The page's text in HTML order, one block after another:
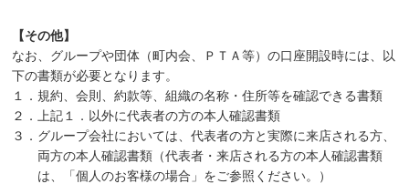
【その他】
なお、グループや団体（町内会、ＰＴＡ等）の口座開設時には、以
下の書類が必要となります。
１．規約、会則、約款等、組織の名称・住所等を確認できる書類
２．上記１．以外に代表者の方の本人確認書類
３．グループ会社においては、代表者の方と実際に来店される方、
両方の本人確認書類（代表者・来店される方の本人確認書類
は、「個人のお客様の場合」をご参照ください。）